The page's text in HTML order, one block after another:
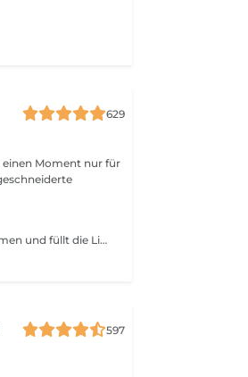
629
Die HydraGloss-Behandlung: Erhöht das Volumen und füllt die Lippen auf Pflegt und befeuchtet die Lippen Mildert feine Linien und Fältchen Kontraindikation: - mit aktivem Herpes - offene Wunden - Warzen - andere Probleme der Haut
597